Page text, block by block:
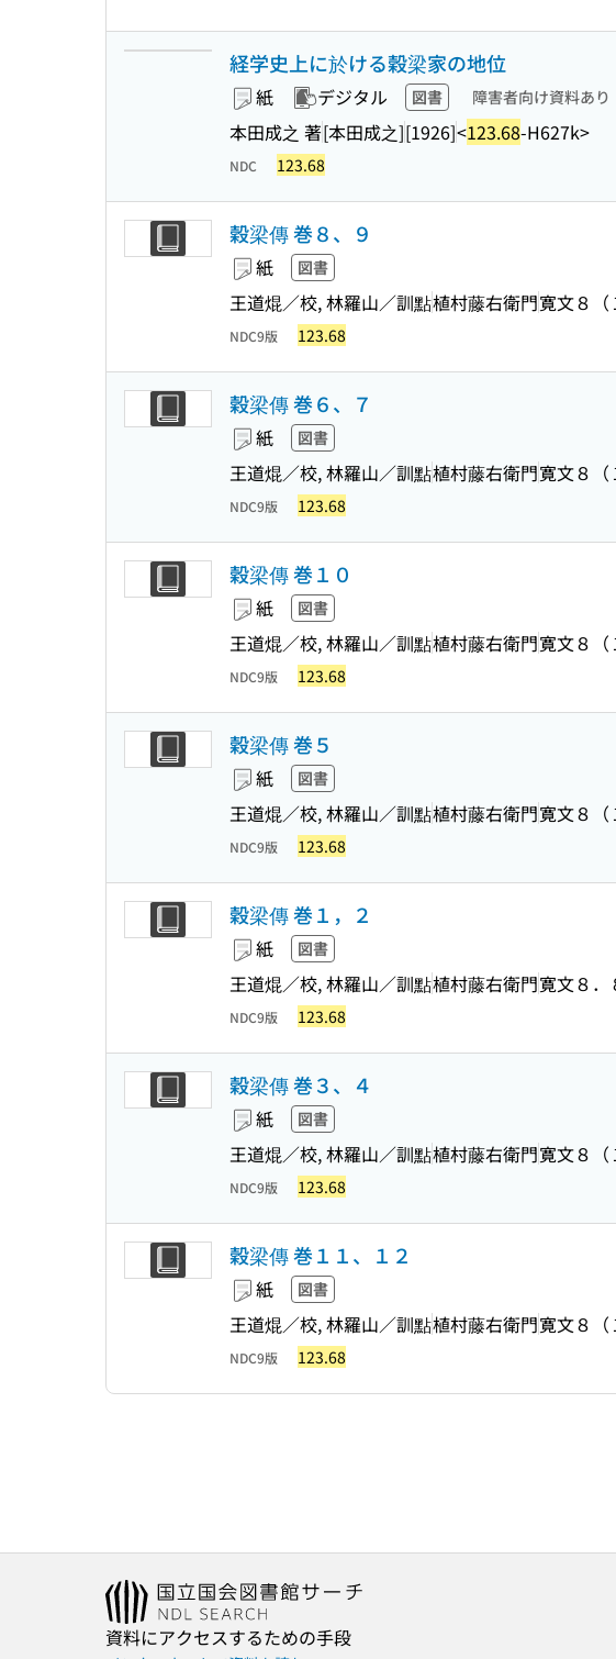
経学史上に於ける穀梁家の地位
紙 デジタル 図書 障害者向け資料あり
本田成之 著[本田成之][1926]<123.68-H627k>
NDC 123.68
穀梁傳 巻８、９
紙 図書
王道焜／校, 林羅山／訓點植村藤右衛門寛文８（
NDC9版 123.68
穀梁傳 巻６、７
紙 図書
王道焜／校, 林羅山／訓點植村藤右衛門寛文８（
NDC9版 123.68
穀梁傳 巻１０
紙 図書
王道焜／校, 林羅山／訓點植村藤右衛門寛文８（
NDC9版 123.68
穀梁傳 巻５
紙 図書
王道焜／校, 林羅山／訓點植村藤右衛門寛文８（
NDC9版 123.68
穀梁傳 巻１，２
紙 図書
王道焜／校, 林羅山／訓點植村藤右衛門寛文８．
NDC9版 123.68
穀梁傳 巻３、４
紙 図書
王道焜／校, 林羅山／訓點植村藤右衛門寛文８（
NDC9版 123.68
穀梁傳 巻１１、１２
紙 図書
王道焜／校, 林羅山／訓點植村藤右衛門寛文８（
NDC9版 123.68
資料にアクセスするための手段